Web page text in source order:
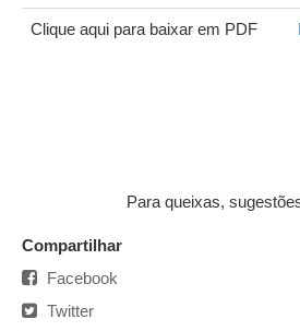
Clique aqui para baixar em PDF
Para queixas,
Compartilhar
Facebook
Twitter